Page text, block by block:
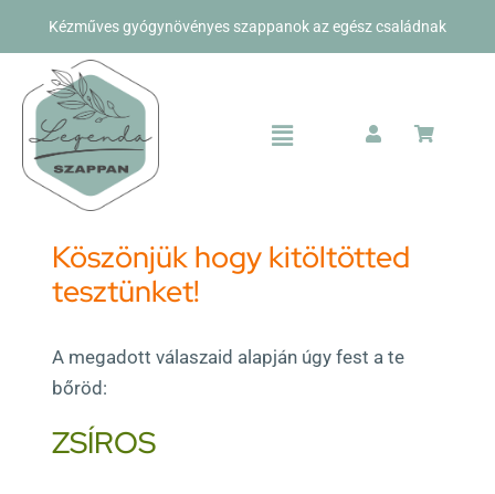
Kihagyás
Kézműves gyógynövényes szappanok az egész családnak
Toggle
Rólunk
Kapcsolat
Köszönjük hogy kitöltötted
tesztünket!
A megadott válaszaid alapján úgy fest a te
bőröd:
ZSÍROS